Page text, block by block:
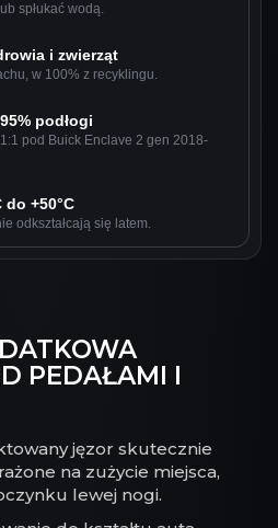
spłukać wodą.
i zwierząt
w 100% z recyklingu.
podłogi
pod Buick Enclave 2 gen 2018-
do +50°C
odkształcają się latem.
PEDAŁAMI I
jęzor skutecznie
na zużycie miejsca,
lewej nogi.